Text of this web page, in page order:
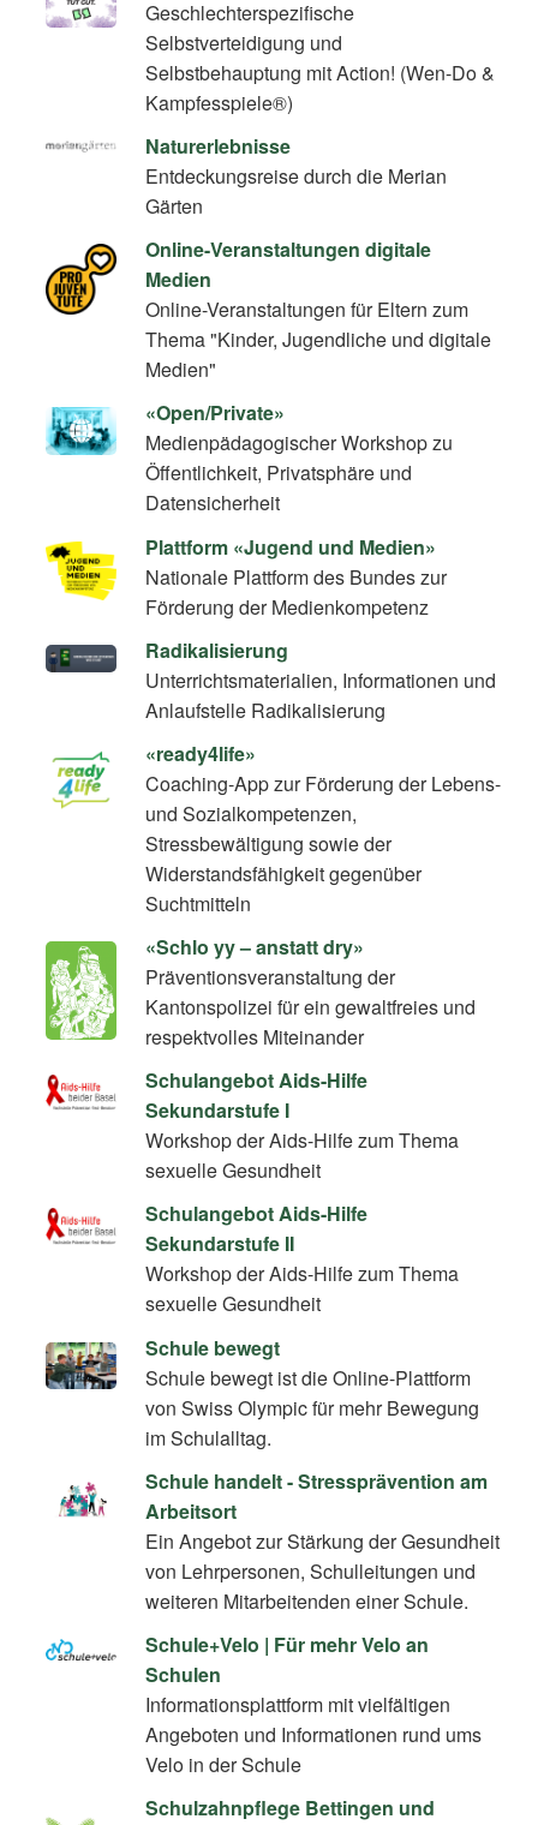
Geschlechterspezifische
Selbstverteidigung und
Selbstbehauptung mit Action! (Wen-Do &
Kampfesspiele®)
Naturerlebnisse
Entdeckungsreise durch die Merian
Gärten
Online-Veranstaltungen digitale
Medien
Online-Veranstaltungen für Eltern zum
Thema "Kinder, Jugendliche und digitale
Medien"
«Open/Private»
Medienpädagogischer Workshop zu
Öffentlichkeit, Privatsphäre und
Datensicherheit
Plattform «Jugend und Medien»
Nationale Plattform des Bundes zur
Förderung der Medienkompetenz
Radikalisierung
Unterrichtsmaterialien, Informationen und
Anlaufstelle Radikalisierung
«ready4life»
Coaching-App zur Förderung der Lebens-
und Sozialkompetenzen,
Stressbewältigung sowie der
Widerstandsfähigkeit gegenüber
Suchtmitteln
«Schlo yy – anstatt dry»
Präventionsveranstaltung der
Kantonspolizei für ein gewaltfreies und
respektvolles Miteinander
Schulangebot Aids-Hilfe
Sekundarstufe I
Workshop der Aids-Hilfe zum Thema
sexuelle Gesundheit
Schulangebot Aids-Hilfe
Sekundarstufe II
Workshop der Aids-Hilfe zum Thema
sexuelle Gesundheit
Schule bewegt
Schule bewegt ist die Online-Plattform
von Swiss Olympic für mehr Bewegung
im Schulalltag.
Schule handelt - Stressprävention am
Arbeitsort
Ein Angebot zur Stärkung der Gesundheit
von Lehrpersonen, Schulleitungen und
weiteren Mitarbeitenden einer Schule.
Schule+Velo | Für mehr Velo an
Schulen
Informationsplattform mit vielfältigen
Angeboten und Informationen rund ums
Velo in der Schule
Schulzahnpflege Bettingen und